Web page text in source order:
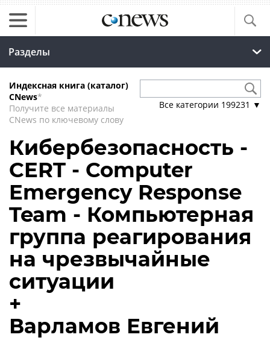
Разделы
Индексная книга (каталог)
CNews*
Получите все материалы
CNews по ключевому слову
Все категории 199231 ▼
Кибербезопасность -
CERT - Computer
Emergency Response
Team - Компьютерная
группа реагирования
на чрезвычайные
ситуации
+
Варламов Евгений